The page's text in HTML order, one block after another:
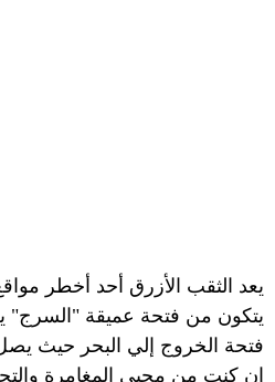
يعد الثقب الأزرق أحد أخطر
يتكون من فتحة عميقة "السرج"
إن كنت من محبي المغامرة